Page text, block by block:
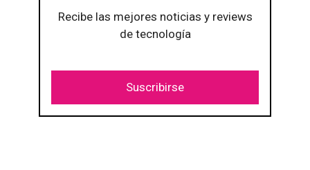
Recibe las mejores noticias y reviews
de tecnología
Suscribirse